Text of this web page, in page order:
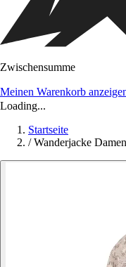
Zwischensumme
Meinen Warenkorb
Loading...
Startseite
/ Wanderjacke